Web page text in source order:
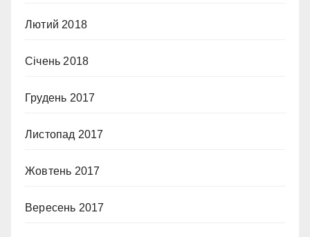
Лютий 2018
Січень 2018
Грудень 2017
Листопад 2017
Жовтень 2017
Вересень 2017